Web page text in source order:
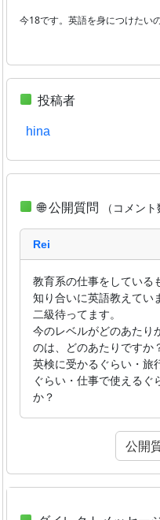
今18です。英語を身につけたい
投稿者
hina
🌐 公開質問 （コメント
Rei
教育系の仕事をしている
知り合いに英語教えてい
二級待ってます。
今のレベルがどのあたり
のは、どのあたりですか
英検に受かるぐらい・旅
ぐらい・仕事で使える
か？
公開